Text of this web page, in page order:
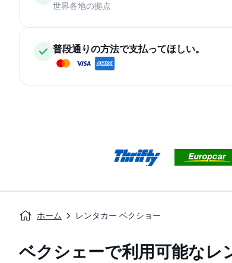
世界各地の拠点
普段通りの方法で支払ってほしい。
ホーム レンタカー ベクショー
ベクシェーで利用可能なレ